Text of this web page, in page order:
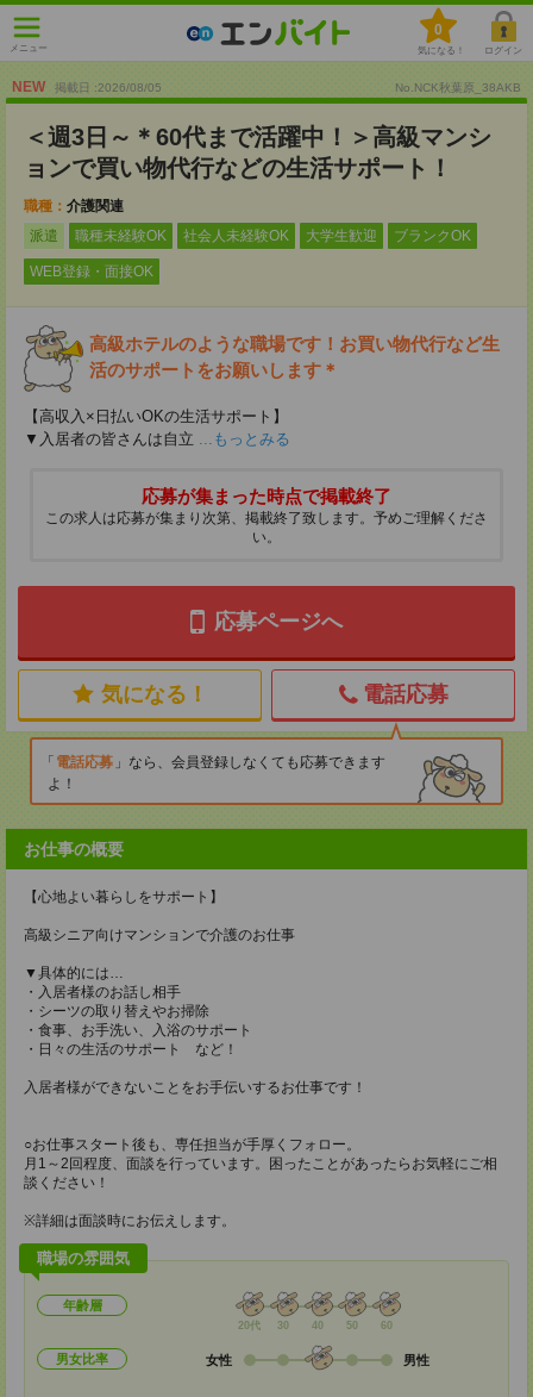
メニュー
0
気になる！ ログイン
NEW 掲載日 :2026/08/05 No.NCK秋葉原_38AKB
＜週3日～＊60代まで活躍中！＞高級マンシ
ョンで買い物代行などの生活サポート！
職種： 介護関連
派遣
職種未経験OK 社会人未経験OK 大学生歓迎 ブランクOK
WEB登録・面接OK
高級ホテルのような職場です！お買い物代行など生
活のサポートをお願いします＊
【高収入×日払いOKの生活サポート】
▼入居者の皆さんは自立 ...もっとみる
応募が集まった時点で掲載終了
この求人は応募が集まり次第、掲載終了致します。予めご理解くださ
い。
応募ページへ
気になる！ 電話応募
電話応募
なら、会員登録しなくても応募できます
よ！
お仕事の概要
【心地よい暮らしをサポート】
高級シニア向けマンションで介護のお仕事
▼具体的には…
・入居者様のお話し相手
・シーツの取り替えやお掃除
・食事、お手洗い、入浴のサポート
・日々の生活のサポート など！
入居者様ができないことをお手伝いするお仕事です！
○お仕事スタート後も、専任担当が手厚くフォロー。
月1～2回程度、面談を行っています。困ったことがあったらお気軽にご相
談ください！
※詳細は面談時にお伝えします。
職場の雰囲気
年齢層
20代 30 40 50 60
男女比率 女性 男性